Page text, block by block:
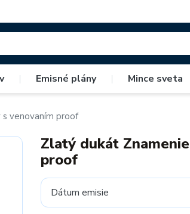
| Emisné plány | Mince sveta
venovaním proof
Zlatý dukát
proof
Dátum emisie